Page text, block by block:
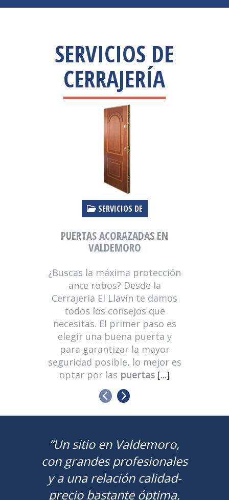
SERVICIOS DE
CERRAJERÍA
SERVICIOS DE
PUERTAS ACORAZADAS EN
VALDEMORO
¿Buscas la máxima protección
ante robos? Desde la
Cerrajeria El Llavín te damos
todos los consejos que
necesitas. El primer paso es
elegir una buena puerta y
para garantizar la mayor
seguridad posible, lo mejor es
optar por las puertas [...]
ANTERIORSIGUIENTE
“Totalmente
recomendable. Les llamé a
las 6 de la tarde y a las 7 ya
tenía una llave con mando